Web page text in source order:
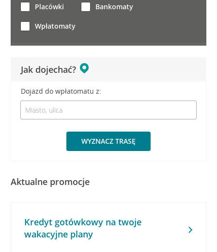
Jak dojechać?
Dojazd do wpłatomatu z:
WYZNACZ TRASĘ
Placówki Bankomaty
Wpłatomaty
Aktualne promocje
Kredyt gotówkowy na twoje
wakacyjne plany